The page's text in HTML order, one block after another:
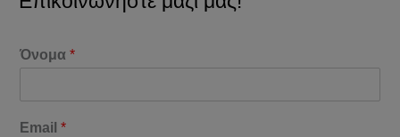
Όνομα*
Email*